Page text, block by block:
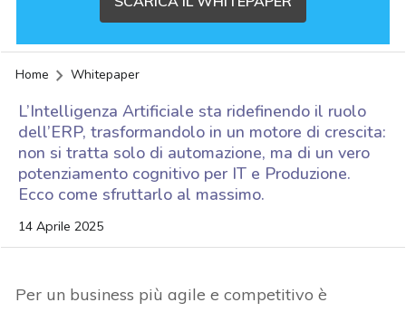
Home Whitepaper
L’Intelligenza Artificiale sta ridefinendo il ruolo
dell’ERP, trasformandolo in un motore di crescita:
non si tratta solo di automazione, ma di un vero
potenziamento cognitivo per IT e Produzione.
Ecco come sfruttarlo al massimo.
14 Aprile 2025
Per un business più agile e competitivoè